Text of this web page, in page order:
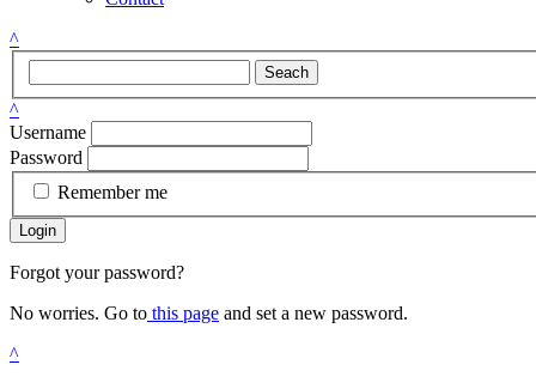
^
Seach
^
Username
Password
Remember me
Login
Forgot your password?
No worries. Go to this page and set a new password.
^